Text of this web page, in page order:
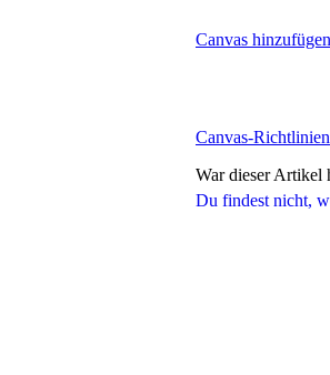
Du findest nicht,
Canvas hinzufügen
Canvas-Richtlinien
War dieser Artikel